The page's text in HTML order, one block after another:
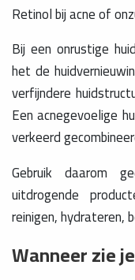
Retinol bij acne of
Bij een onrustige
het de
verfijndere
Een acnegevoelige
verkeerd
Gebruik daarom
uitdrogende
reinigen, hydrateren,
Wanneer zie